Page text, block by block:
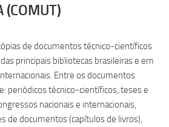
(COMUT)
de documentos técnico-científicos
principais bibliotecas brasileiras e em
Entre os documentos
periódicos técnico-científicos, teses e
nacionais e internacionais,
de documentos (capítulos de livros),